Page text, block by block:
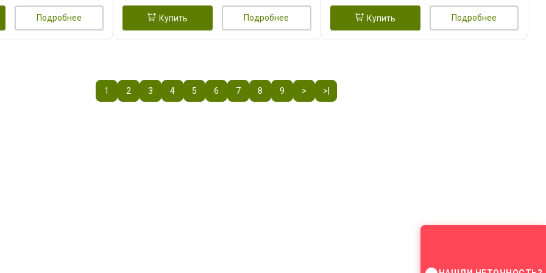
Подробнее Купить Подробнее Купить Подробнее
1 2 3 4 5 6 7 8 9 > >|